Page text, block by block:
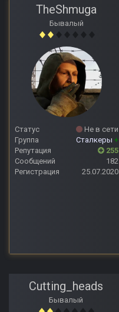
TheShmuga
Бывалый
Статус
Не в сети
Группа
Сталкеры +
Репутация
255
Сообщений
182
Регистрация
25.07.2020
Cutting_heads
Бывалый